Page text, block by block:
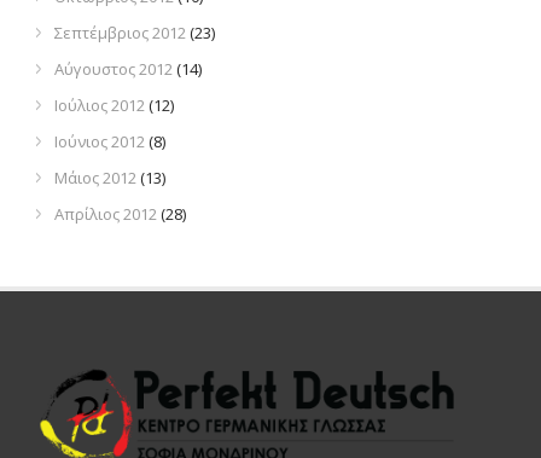
Σεπτέμβριος 2012(23)
Αύγουστος 2012(14)
Ιούλιος 2012(12)
Ιούνιος 2012(8)
Μάιος 2012(13)
Απρίλιος 2012(28)